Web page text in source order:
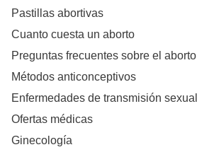
Pastillas abortivas
Cuanto cuesta un aborto
Preguntas frecuentes sobre el aborto
Métodos anticonceptivos
Enfermedades de transmisión sexual
Ofertas médicas
Ginecología